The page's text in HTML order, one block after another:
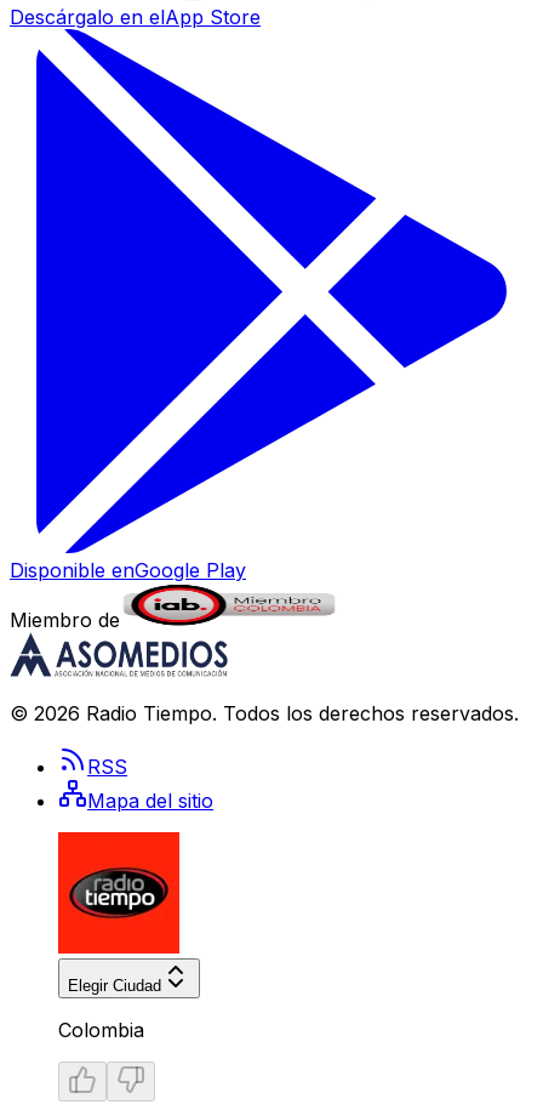
Descárgalo en elApp Store
Disponible enGoogle Play
Miembro de
© 2026 Radio Tiempo. Todos los derechos reservados.
RSS
Mapa del sitio
Elegir Ciudad
Colombia